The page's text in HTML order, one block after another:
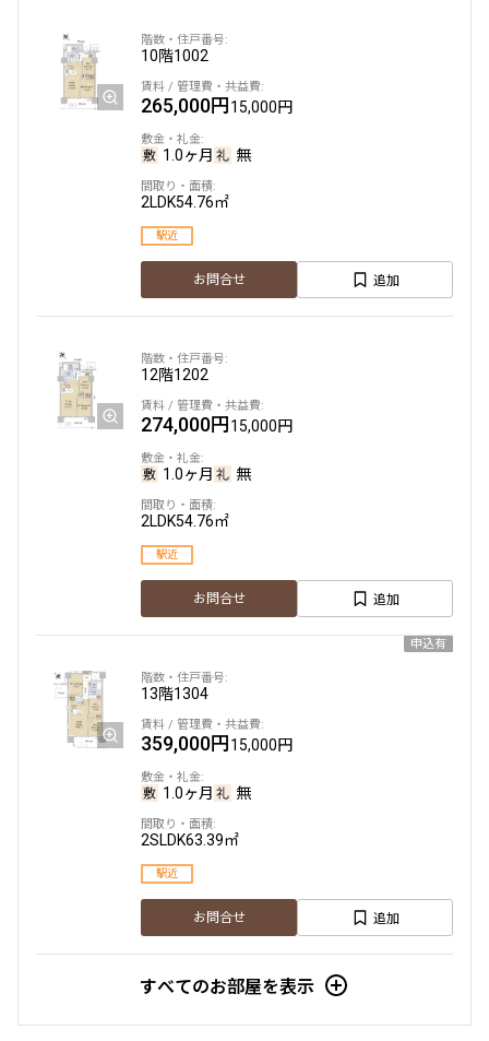
10階1002
265,000円15,000円
1.0ヶ月 無
2LDK54.76㎡
駅近
お問合せ 追加
12階1202
274,000円15,000円
1.0ヶ月 無
2LDK54.76㎡
駅近
お問合せ 追加
申込有
13階1304
359,000円15,000円
1.0ヶ月 無
2SLDK63.39㎡
駅近
お問合せ 追加
すべてのお部屋を表示